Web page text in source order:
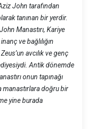
John tarafından
tanınan bir yerdir.
Manastırı, Kariye
ve bağlılığın
avcılık ve genç
Antik dönemde
onun tapınağı
manastırlara doğru bir
yine burada